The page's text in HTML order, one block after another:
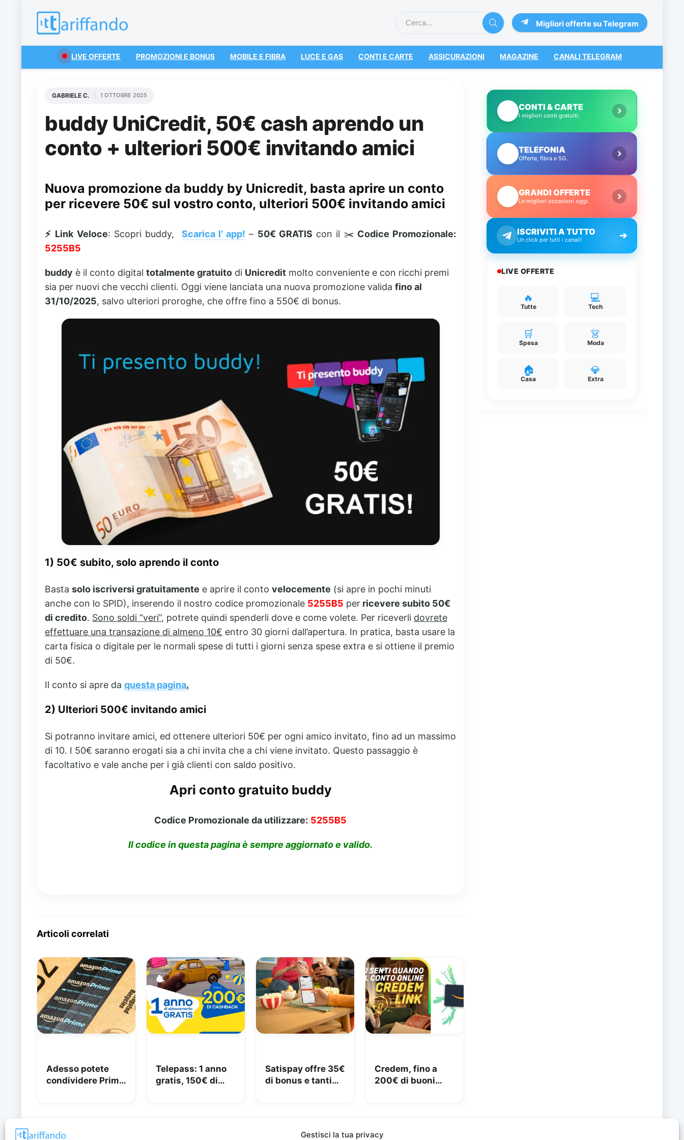
Gestisci la tua privacy
Migliori offerte su Telegram
LIVE OFFERTE PROMOZIONI E BONUS MOBILE E FIBRA LUCE E GAS CONTI E CARTE ASSICURAZIONI MAGAZINE CANALI TELEGRAM
buddy UniCredit, 50€ cash aprendo un
conto + ulteriori 500€ invitando amici
GABRIELE C. 1 OTTOBRE 2025
Nuova promozione da buddy by Unicredit, basta aprire un conto
per ricevere 50€ sul vostro conto, ulteriori 500€ invitando amici
⚡ Link Veloce: Scopri buddy, Scarica l’ app! – 50€ GRATIS con il ✂️ Codice Promozionale:
5255B5
buddy è il conto digital totalmente gratuito di Unicredit molto conveniente e con ricchi premi
sia per nuovi che vecchi clienti. Oggi viene lanciata una nuova promozione valida fino al
31/10/2025, salvo ulteriori proroghe, che offre fino a 550€ di bonus.
1) 50€ subito, solo aprendo il conto
Basta solo iscriversi gratuitamente e aprire il conto velocemente (si apre in pochi minuti
anche con lo SPID), inserendo il nostro codice promozionale 5255B5 per ricevere subito 50€
di credito. Sono soldi “veri”, potrete quindi spenderli dove e come volete. Per riceverli dovrete
effettuare una transazione di almeno 10€ entro 30 giorni dall’apertura. In pratica, basta usare la
carta fisica o digitale per le normali spese di tutti i giorni senza spese extra e si ottiene il premio
di 50€.
Il conto si apre da questa pagina.
2) Ulteriori 500€ invitando amici
Si potranno invitare amici, ed ottenere ulteriori 50€ per ogni amico invitato, fino ad un massimo
di 10. I 50€ saranno erogati sia a chi invita che a chi viene invitato. Questo passaggio è
facoltativo e vale anche per i già clienti con saldo positivo.
Apri conto gratuito buddy
Codice Promozionale da utilizzare: 5255B5
Il codice in questa pagina è sempre aggiornato e valido.
Articoli correlati
Adesso potete
condividere Prime
Telepass: 1 anno
gratis, 150€ di
Satispay offre 35€
di bonus e tanti
Credem, fino a
200€ di buoni
CONTI & CARTE
I migliori conti gratuiti.
TELEFONIA
Offerte, fibra e 5G.
GRANDI OFFERTE
Le migliori occasioni oggi.
ISCRIVITI A TUTTO
Un click per tutti i canali! ➔
LIVE OFFERTE
🔥
Tutte
💻
Tech
🛒
Spesa
👗
Moda
🏠
Casa
💎
Extra